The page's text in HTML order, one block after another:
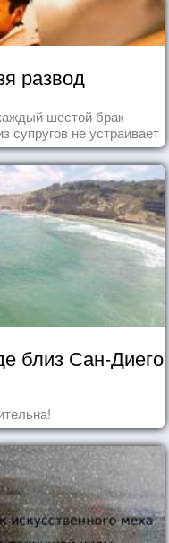
развод
шестой брак
супругов не устраивает
ему в семье.
близ Сан-Диего